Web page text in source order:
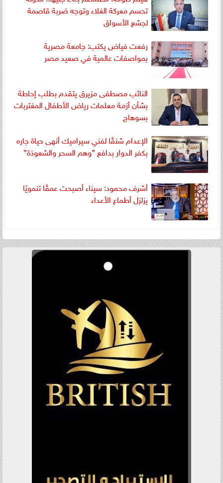
تحسم معركة الغلاء وتوجه ضربة قاصمة
لجشع الأسواق
رفعت فياض يكتب: جامعة مصرية
بمواصفات عالمية في صعيد مصر ​
النائب مصطفى مزيرق يتقدم بطلب إحاطة
بشأن أزمة معلمات رياض الأطفال المغتربات
بسوهاج
الإعدام شنقًا لفني سيراميك أنهى حياة جاره
بكفر الدوار بدافع ”وهم السحر والشعوذة”
أشرف محمود: سيناء أصبحت عمقًا تنمويًا
يزلزل أطماع الأعداء